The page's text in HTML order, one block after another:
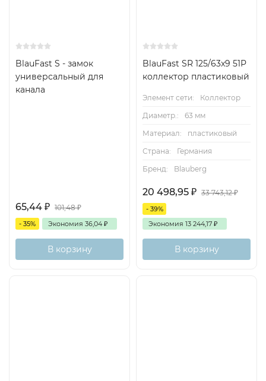
BlauFast S - замок
универсальный для
канала
65,44 ₽ 101,48₽
- 35% Экономия 36,04 ₽
В корзину
BlauFast SR 125/63x9 51P
коллектор пластиковый
Элемент сети:
Коллектор
Диаметр.:
63 мм
Материал:
пластиковый
Страна:
Германия
Бренд:
Blauberg
20 498,95 ₽ 33 743,12₽
- 39%
Экономия 13 244,17 ₽
В корзину